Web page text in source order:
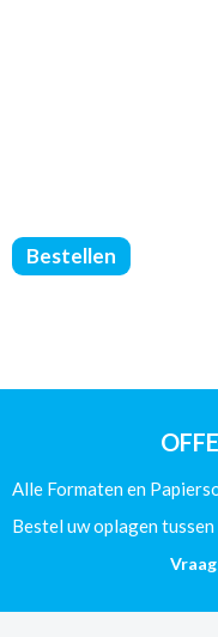
Brochures
Geniet
-
8
Bestellen
Alle Formaten en
Bestel uw oplagen